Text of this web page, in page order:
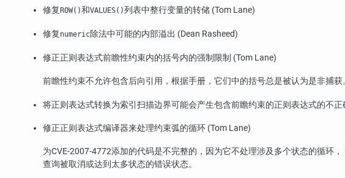
修复ROW()和VALUES()列表中整行变量的转储 (Tom Lane)
修复 numeric除法中可能的内部溢出 (Dean Rasheed)
修正正则表达式前瞻性约束内的括号内的强制限制 (Tom Lane)
前瞻性约束不允许包含后向引用，根据手册，它们中的括号总是被认为是非捕
将正则表达式转换为索引扫描边界可能会产生包含前瞻约束的正则表达式的不正
修正正则表达式编译器来处理约束弧的循环 (Tom Lane)
为CVE-2007-4772添加的代码是不完整的，因为它不处理涉及多个状态的循环
查询被取消或达到太多状态的错误状态。